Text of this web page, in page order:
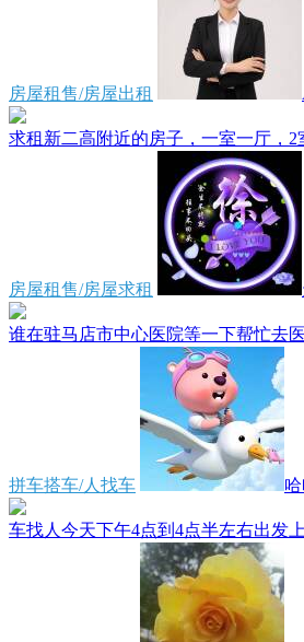
房屋租售/房屋出租
求租新二高附近的房子，一室一厅，2
房屋租售/房屋求租
谁在驻马店市中心医院等一下帮忙去
拼车搭车/人找车
车找人今天下午4点到4点半左右出发